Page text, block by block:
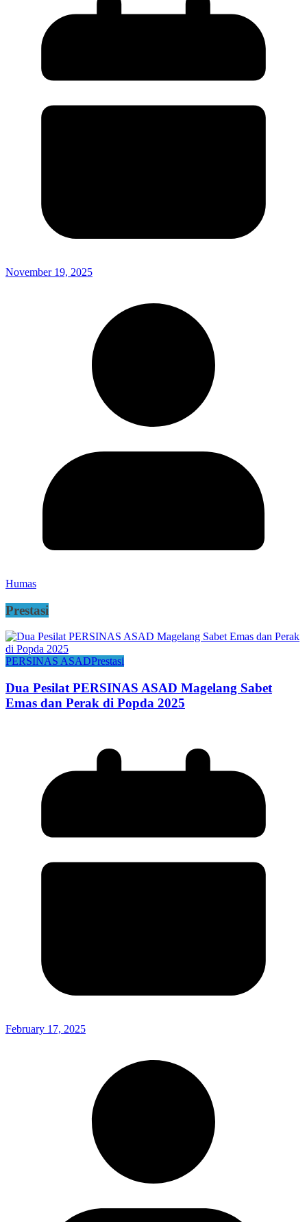
November 19, 2025
Humas
Prestasi
PERSINAS ASADPrestasi
Dua Pesilat PERSINAS ASAD Magelang Sabet
Emas dan Perak di Popda 2025
February 17, 2025